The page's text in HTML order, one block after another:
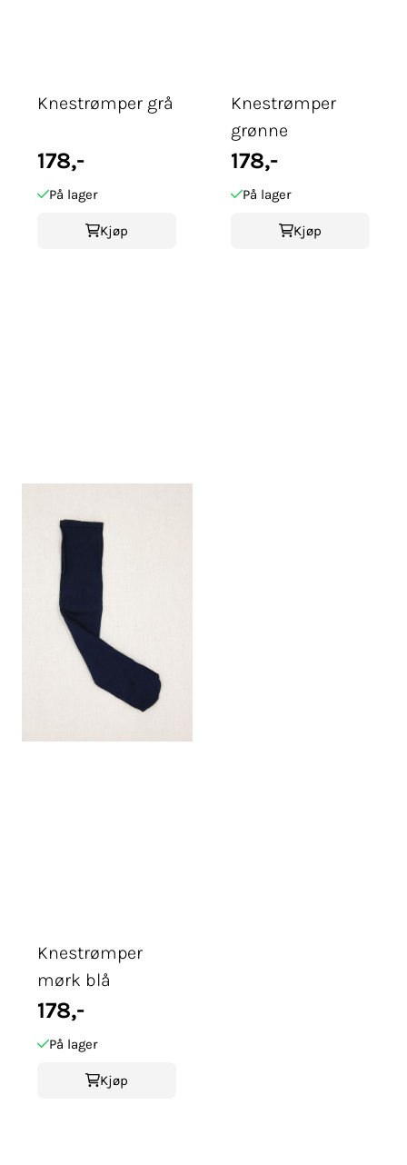
Knestrømper grå
178,-
På lager
Kjøp
Knestrømper
grønne
178,-
På lager
Kjøp
Knestrømper
mørk blå
178,-
På lager
Kjøp